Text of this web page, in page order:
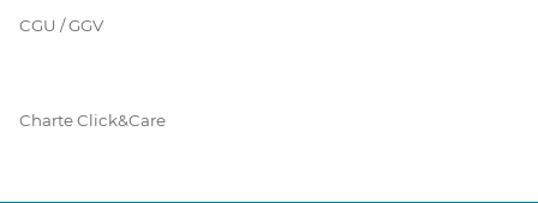
CGU / GGV
Charte Click&Care